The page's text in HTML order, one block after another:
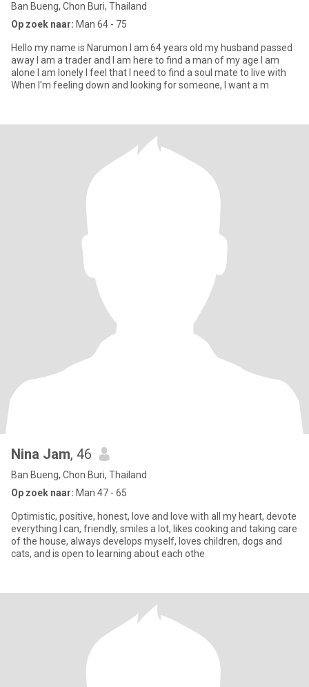
Ban Bueng, Chon Buri, Thailand
Op zoek naar: Man 64 - 75
Hello my name is Narumon I am 64 years old my husband passed
away I am a trader and I am here to find a man of my age I am
alone I am lonely I feel that I need to find a soul mate to live with
When I'm feeling down and looking for someone, I want a m
Nina Jam, 46
Ban Bueng, Chon Buri, Thailand
Op zoek naar: Man 47 - 65
Optimistic, positive, honest, love and love with all my heart, devote
everything I can, friendly, smiles a lot, likes cooking and taking care
of the house, always develops myself, loves children, dogs and
cats, and is open to learning about each othe